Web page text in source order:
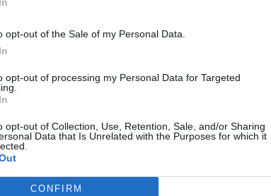
opt-out of the Sale of my Personal Data.
opt-out of processing my Personal Data for Targeted
opt-out of Collection, Use, Retention, Sale, and/or Sharing
Data that Is Unrelated with the Purposes for which it
CONFIRM
consigli su cosa visitare al
hotel che gli era stato assegnato.
abbiamo solo tre cose: unmare
), il più importantelaboratorio di armi
Sovietica (ora smantellato) e un’enorme
». Ravizza scelse la terza